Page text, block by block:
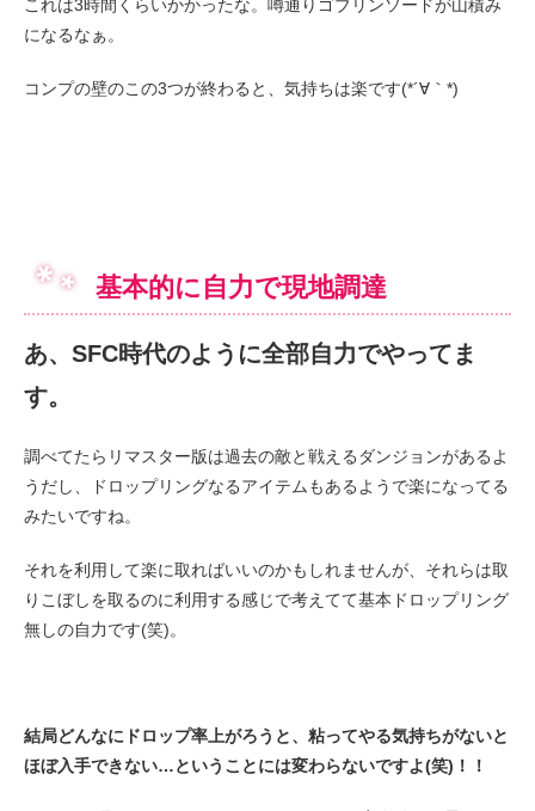
これは3時間くらいかかったな。噂通りゴブリンソードが山積み
になるなぁ。
コンプの壁のこの3つが終わると、気持ちは楽です(*´∀｀*)
基本的に自力で現地調達
あ、SFC時代のように全部自力でやってま
す。
調べてたらリマスター版は過去の敵と戦えるダンジョンがあるよ
うだし、ドロップリングなるアイテムもあるようで楽になってる
みたいですね。
それを利用して楽に取ればいいのかもしれませんが、それらは取
りこぼしを取るのに利用する感じで考えてて基本ドロップリング
無しの自力です(笑)。
結局どんなにドロップ率上がろうと、粘ってやる気持ちがないと
ほぼ入手できない…ということには変わらないですよ(笑)！！